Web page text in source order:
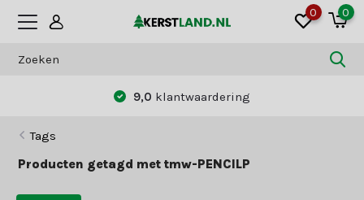
0 0
9,0 klantwaardering
Tags
Producten getagd met tmw-PENCILP